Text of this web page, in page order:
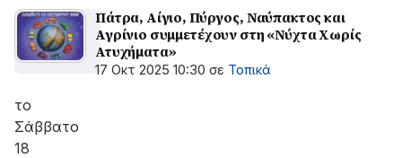
Πάτρα, Αίγιο, Πύργος, Ναύπακτος και
Αγρίνιο συμμετέχουν στη «Νύχτα Χωρίς
Ατυχήματα»
17 Οκτ 2025 10:30 σε Τοπικά
το
Σάββατο
18